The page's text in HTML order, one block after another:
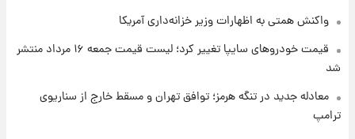
واکنش همتی به اظهارات وزیر خزانه‌داری آمریکا
قیمت خودروهای سایپا تغییر کرد؛ لیست قیمت جمعه ۱۶ مرداد منتشر
شد
معادله جدید در تنگه هرمز؛ توافق تهران و مسقط خارج از سناریوی
ترامپ